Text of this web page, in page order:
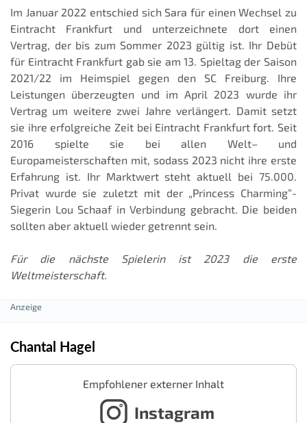
Im Januar 2022 entschied sich Sara für einen Wechsel zu
Eintracht Frankfurt und unterzeichnete dort einen
Vertrag, der bis zum Sommer 2023 gültig ist. Ihr Debüt
für Eintracht Frankfurt gab sie am 13. Spieltag der Saison
2021/22 im Heimspiel gegen den SC Freiburg. Ihre
Leistungen überzeugten und im April 2023 wurde ihr
Vertrag um weitere zwei Jahre verlängert. Damit setzt
sie ihre erfolgreiche Zeit bei Eintracht Frankfurt fort. Seit
2016 spielte sie bei allen Welt– und
Europameisterschaften mit, sodass 2023 nicht ihre erste
Erfahrung ist. Ihr Marktwert steht aktuell bei 75.000.
Privat wurde sie zuletzt mit der „Princess Charming“-
Siegerin Lou Schaaf in Verbindung gebracht. Die beiden
sollten aber aktuell wieder getrennt sein.
Für die nächste Spielerin ist 2023 die erste
Weltmeisterschaft.
Chantal Hagel
Empfohlener externer Inhalt
Instagram